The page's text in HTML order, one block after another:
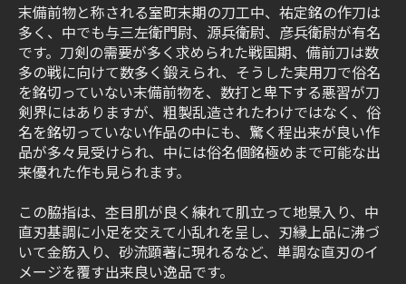
末備前物と称される室町末期の刀工中、祐定銘の作刀は
多く、中でも与三左衛門尉、源兵衛尉、彦兵衛尉が有名
です。刀剣の需要が多く求められた戦国期、備前刀は数
多の戦に向けて数多く鍛えられ、そうした実用刀で俗名
を銘切っていない末備前物を、数打と卑下する悪習が刀
剣界にはありますが、粗製乱造されたわけではなく、俗
名を銘切っていない作品の中にも、驚く程出来が良い作
品が多々見受けられ、中には俗名個銘極めまで可能な出
来優れた作も見られます。
この脇指は、杢目肌が良く練れて肌立って地景入り、中
直刃基調に小足を交えて小乱れを呈し、刃縁上品に沸づ
いて金筋入り、砂流顕著に現れるなど、単調な直刃のイ
メージを覆す出来良い逸品です。